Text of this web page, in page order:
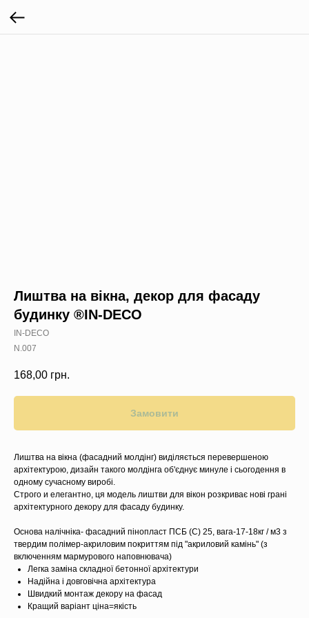
Лиштва на вікна, декор для фасаду
будинку ®IN-DECO
IN-DECO
N.007
168,00 грн.
Замовити
Лиштва на вікна (фасадний молдінг) виділяється перевершеною
архітектурою, дизайн такого молдінга об'єднує минуле і сьогодення в
одному сучасному виробі.
Строго и елегантно, ця модель лиштви для вікон розкриває нові грані
архітектурного декору для фасаду будинку.
Основа налічніка- фасадний пінопласт ПСБ (C) 25, вага-17-18кг / м3 з
твердим полімер-акриловим покриттям під "акриловий камінь" (з
включенням мармурового наповнювача)
Легка заміна складної бетонної архітектури
Надійна і довговічна архітектура
Швидкий монтаж декору на фасад
Кращий варіант ціна=якість